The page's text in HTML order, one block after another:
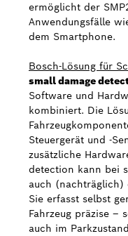
ermöglicht der
Anwendungsfälle
dem Smartphone.
Bosch-Lösung für
small damage
Software und
kombiniert. Die
Steuergerät und -
zusätzliche
detection kann bei
auch (nachträglich)
Sie erfasst selbst
Fahrzeug präzise –
auch im